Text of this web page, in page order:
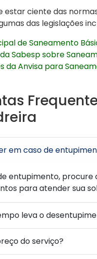
estar ciente das
das legislações
de Saneamento
Sabesp sobre
da Anvisa para
em caso de
entupimento, procure
para atender sua
leva o
do serviço?